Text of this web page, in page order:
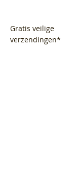
Gratis veilige
verzendingen*